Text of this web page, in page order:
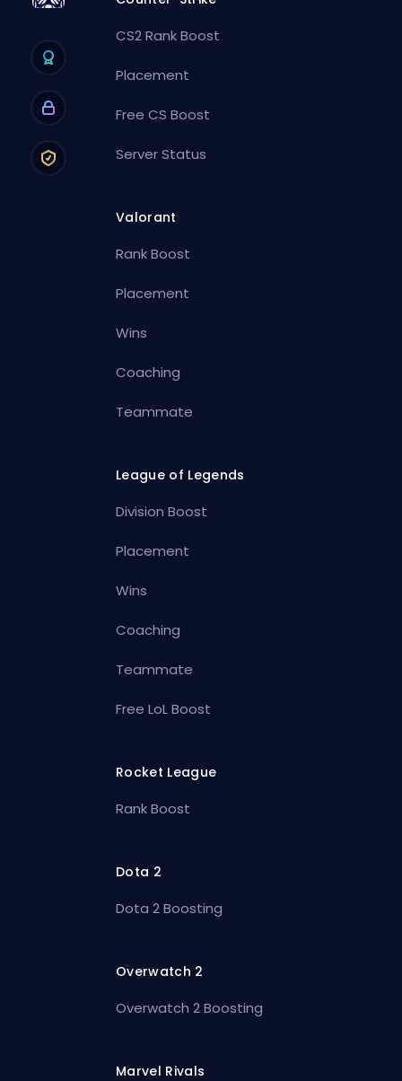
CS2 Rank Boost
Placement
Free CS Boost
Server Status
Valorant
Rank Boost
Placement
Wins
Coaching
Teammate
League of Legends
Division Boost
Placement
Wins
Coaching
Teammate
Free LoL Boost
Rocket League
Rank Boost
Dota 2
Dota 2 Boosting
Overwatch 2
Overwatch 2 Boosting
Marvel Rivals